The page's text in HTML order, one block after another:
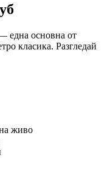
една основна от
класика. Разгледай
живо